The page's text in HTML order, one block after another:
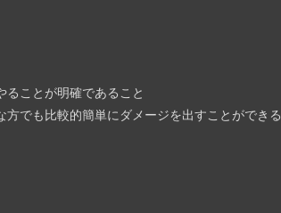
ことが明確であること
方でも比較的簡単にダメージを出すことができる